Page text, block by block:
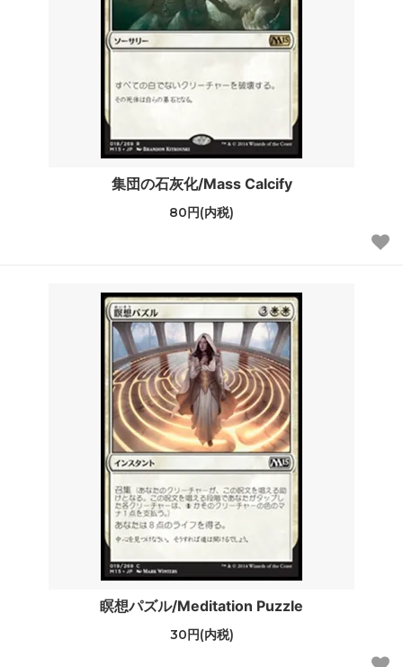
集団の石灰化/Mass Calcify
80円(内税)
瞑想パズル/Meditation Puzzle
30円(内税)